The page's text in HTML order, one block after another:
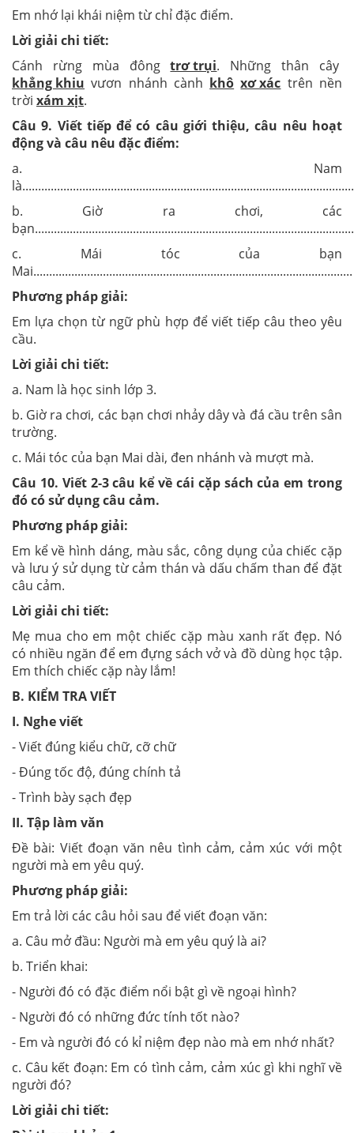
Em nhớ lại khái niệm từ chỉ đặc điểm.
Lời giải chi tiết:
Cánh rừng mùa đôngtrơ trụi. Những thân cây
khẳng khiu vươn nhánh cành khô xơ xác trên nền
trời xám xịt.
Câu9. Viết tiếp để có câu giới thiệu, câu nêu hoạt
động và câu nêu đặc điểm:
a. Nam
b. Giờ ra chơi, các
bạn.....................................................................................................
c. Mái tóc của bạn
Mai.....................................................................................................
Phương pháp giải:
Em lựa chọn từ ngữ phù hợp để viết tiếp câu theo yêu
cầu.
Lời giải chi tiết:
a. Nam là học sinh lớp 3.
b. Giờ ra chơi, các bạn chơi nhảy dây và đá cầu trên sân
trường.
c. Mái tóc của bạn Mai dài, đen nhánh và mượt mà.
Câu 10. Viết 2-3 câu kể về cái cặp sách của em trong
đó có sử dụng câu cảm.
Phương pháp giải:
Em kể về hình dáng, màu sắc, công dụng của chiếc cặp
và lưu ý sử dụng từ cảm thán và dấu chấm than để đặt
câu cảm.
Lời giải chi tiết:
Mẹ mua cho em một chiếc cặp màu xanh rất đẹp. Nó
có nhiều ngăn để em đựng sách vở và đồ dùng học tập.
Em thích chiếc cặp này lắm!
B. KIỂM TRA VIẾT
I. Nghe viết
- Viết đúng kiểu chữ, cỡ chữ
- Đúng tốc độ, đúng chính tả
- Trình bày sạch đẹp
II. Tập làm văn
Đề bài: Viết đoạn văn nêu tình cảm, cảm xúc với một
người mà em yêu quý.
Phương pháp giải:
Em trả lời các câu hỏi sau để viết đoạn văn:
a. Câu mở đầu: Người mà em yêu quý là ai?
b. Triển khai:
- Người đó có đặc điểm nổi bật gì về ngoại hình?
- Người đó có những đức tính tốt nào?
- Em và người đó có kỉ niệm đẹp nào mà em nhớ nhất?
c. Câu kết đoạn: Em có tình cảm, cảm xúc gì khi nghĩ về
người đó?
Lời giải chi tiết: